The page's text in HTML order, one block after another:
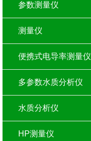
参数测量仪
测量仪
便携式电导率测量仪
多参数水质分析仪
水质分析仪
HP测量仪